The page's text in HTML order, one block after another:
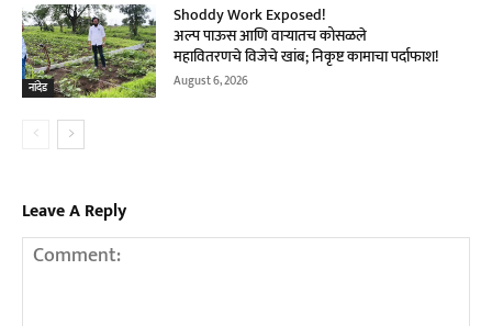
नांदेड
Shoddy Work Exposed!
अल्प पाऊस आणि वाऱ्यातच कोसळले
महावितरणचे विजेचे खांब; निकृष्ट कामाचा पर्दाफाश!
August 6, 2026
Leave A Reply